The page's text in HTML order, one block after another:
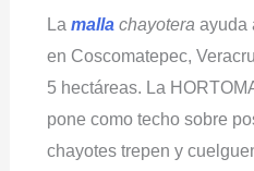
La mallachayotera ayuda
en Coscomatepec,
5 hectáreas. La
pone como techo sobre
chayotes trepen y